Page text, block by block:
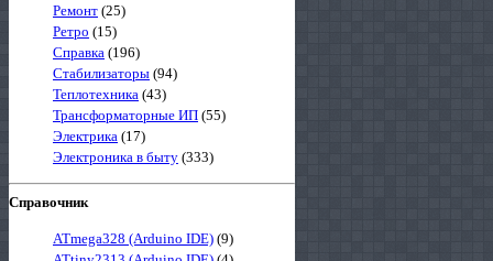
Ремонт (25)
Ретро (15)
Справка (196)
Стабилизаторы (94)
Теплотехника (43)
Трансформаторные ИП (55)
Электрика (17)
Электроника в быту (333)
Справочник
ATmega328 (Arduino IDE) (9)